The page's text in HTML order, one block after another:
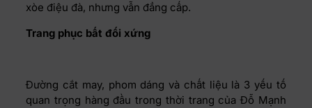
xòe điệu đà, nhưng vẫn đẳng cấp.
Trang phục bất đối xứng
Đường cắt may, phom dáng và chất liệu là 3 yếu tố
quan trọng hàng đầu trong thời trang của Đỗ Mạnh